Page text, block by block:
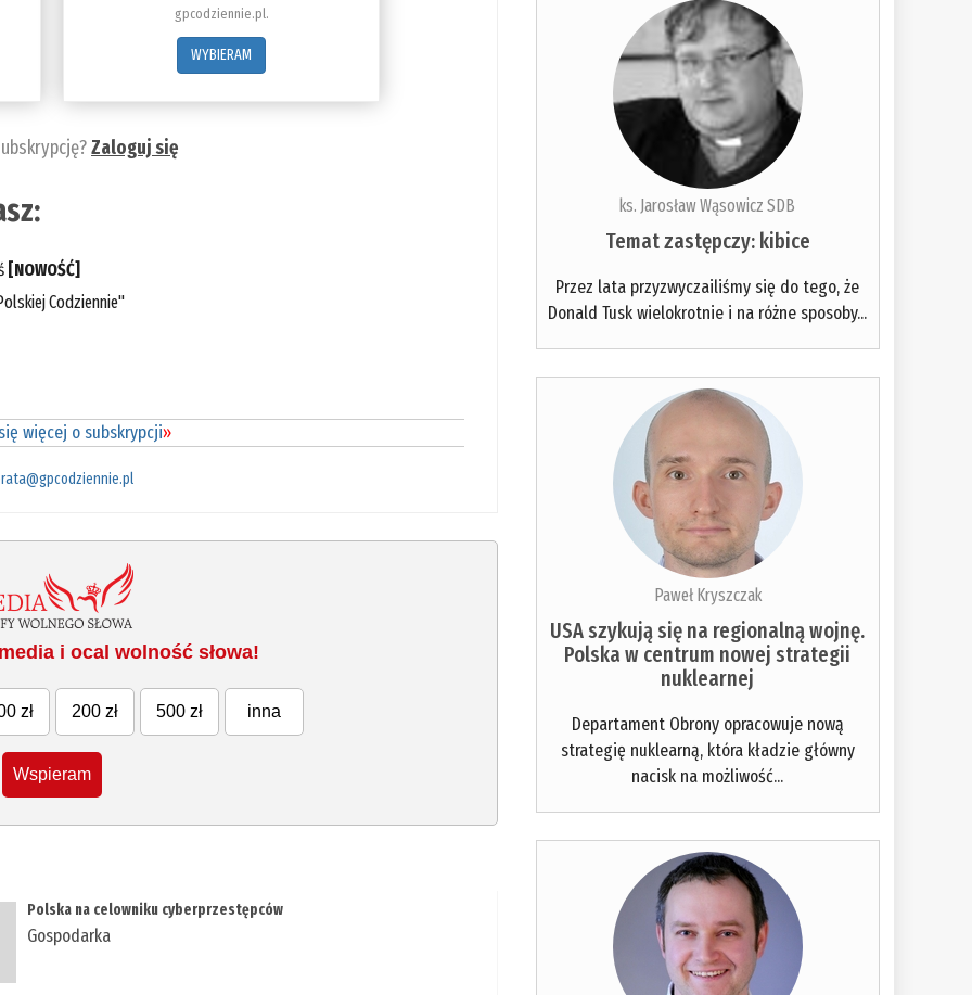
gpcodziennie.pl.
WYBIERAM
Zaloguj się
[NOWOŚĆ]
Codziennie"
więcej o subskrypcji»
i ocal wolność słowa!
zł 200 zł 500 zł inna
Wspieram
Polska na celowniku cyberprzestępców
Gospodarka
ks. Jarosław Wąsowicz SDB
Temat zastępczy: kibice
Przez lata przyzwyczailiśmy się do tego, że
Donald Tusk wielokrotnie i na różne sposoby...
Paweł Kryszczak
USA szykują się na regionalną wojnę.
Polska w centrum nowej strategii
nuklearnej
Departament Obrony opracowuje nową
strategię nuklearną, która kładzie główny
nacisk na możliwość...